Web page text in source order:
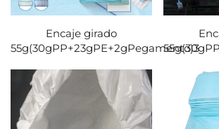
Encaje girado
55g(30gPP+23gPE+2gPegamento)3